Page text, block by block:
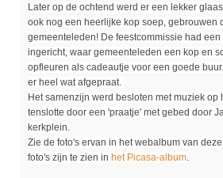
Later op de ochtend werd er een lekker
ook nog een heerlijke kop soep, gebrouwen
gemeenteleden! De feestcommissie had
ingericht, waar gemeenteleden een kop en
opfleuren als cadeautje voor een goede
er heel wat afgepraat.
Het samenzijn werd besloten met muziek op
tenslotte door een 'praatje' met gebed door
kerkplein.
Zie de foto's ervan in het webalbum van
foto's zijn te zien in het Picasa-album.